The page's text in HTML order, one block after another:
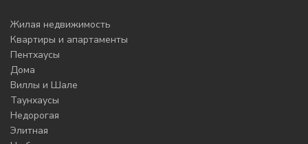
Жилая недвижимость
Квартиры и апартаменты
Пентхаусы
Дома
Виллы и Шале
Таунхаусы
Недорогая
Элитная